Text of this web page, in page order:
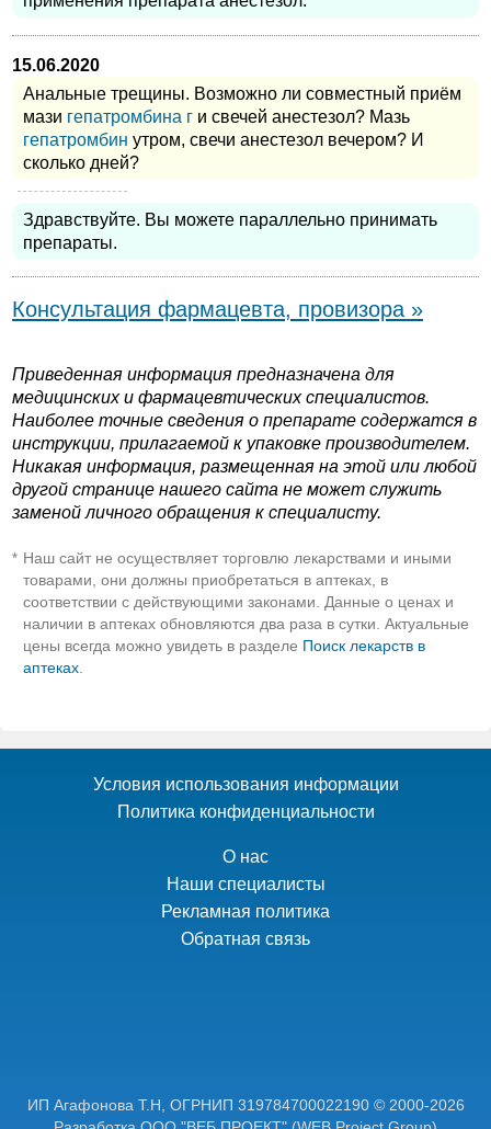
15.06.2020
Анальные трещины. Возможно ли совместный приём
мази гепатромбина г и свечей анестезол? Мазь
гепатромбин утром, свечи анестезол вечером? И
сколько дней?
Здравствуйте. Вы можете параллельно принимать
препараты.
Консультация фармацевта, провизора »
Приведенная информация предназначена для
медицинских и фармацевтических специалистов.
Наиболее точные сведения о препарате содержатся в
инструкции, прилагаемой к упаковке производителем.
Никакая информация, размещенная на этой или любой
другой странице нашего сайта не может служить
заменой личного обращения к специалисту.
* Наш сайт не осуществляет торговлю лекарствами и иными
товарами, они должны приобретаться в аптеках, в
соответствии с действующими законами. Данные о ценах и
наличии в аптеках обновляются два раза в сутки. Актуальные
цены всегда можно увидеть в разделе Поиск лекарств в
аптеках.
Условия использования информации
Политика конфиденциальности
О нас
Наши специалисты
Рекламная политика
Обратная связь
ИП Агафонова Т.Н, ОГРНИП 319784700022190 © 2000-2026